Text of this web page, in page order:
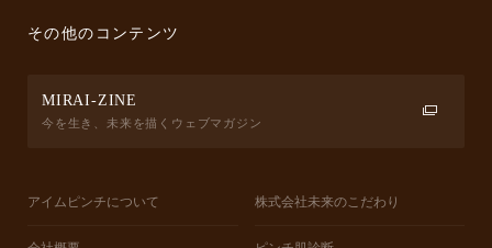
その他のコンテンツ
MIRAI-ZINE
今を生き、未来を描くウェブマガジン
アイムピンチについて 株式会社未来のこだわり